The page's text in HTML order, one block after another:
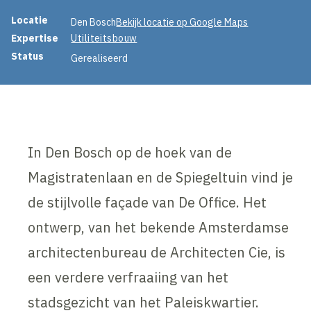
Projectinformatie
Locatie Den BoschBekijk locatie op Google Maps
Expertise
Utiliteitsbouw
Status
Gerealiseerd
In Den Bosch op de hoek van de
Magistratenlaan en de Spiegeltuin vind je
de stijlvolle façade van De Office. Het
ontwerp, van het bekende Amsterdamse
architectenbureau de Architecten Cie, is
een verdere verfraaiing van het
stadsgezicht van het Paleiskwartier.